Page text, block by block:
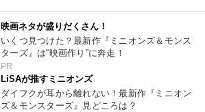
映画ネタが盛りだくさん！
いくつ見つけた？最新作『ミニオンズ＆モンス
ターズ』は“映画作り”に奔走！
PR
LiSAが推すミニオンズ
ダイフクが耳から離れない！最新作『ミニオン
ズ＆モンスターズ』見どころは？